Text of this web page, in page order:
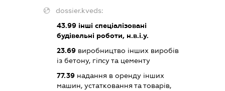
dossier.kveds:
43.99інші спеціалізовані
будівельні роботи, н.в.і.у.
23.69виробництво інших виробів
із бетону, гіпсу та цементу
77.39надання в оренду інших
машин, устатковання та товарів,